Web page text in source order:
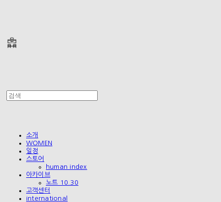
소개
WOMEN
일정
스토어
human index
아카이브
노트 10.30
고객센터
international